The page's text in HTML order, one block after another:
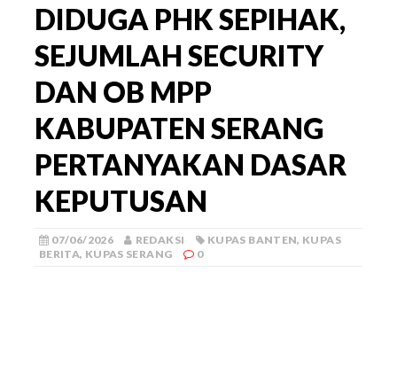
DIDUGA PHK SEPIHAK,
SEJUMLAH SECURITY
DAN OB MPP
KABUPATEN SERANG
PERTANYAKAN DASAR
KEPUTUSAN
07/06/2026 REDAKSI KUPAS BANTEN, KUPAS
BERITA, KUPAS SERANG 0